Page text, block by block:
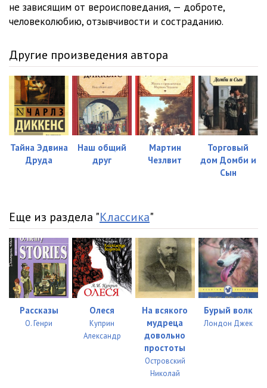
не зависящим от вероисповедания, — доброте,
человеколюбию, отзывчивости и состраданию.
Другие произведения автора
Тайна Эдвина
Друда
Наш общий
друг
Мартин
Чезлвит
Торговый
дом Домби и
Сын
Еще из раздела "Классика"
Рассказы
О. Генри
Олеся
Куприн
Александр
На всякого
мудреца
довольно
простоты
Островский
Николай
Бурый волк
Лондон Джек